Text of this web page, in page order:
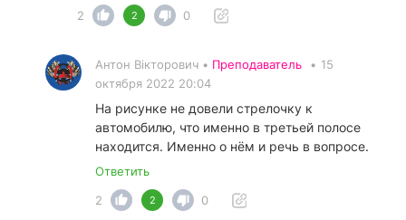
2
2 0
Антон Вікторович • Преподаватель • 15
октября 2022 20:04
На рисунке не довели стрелочку к
автомобилю, что именно в третьей полосе
находится. Именно о нём и речь в вопросе.
Ответить
2
2 0